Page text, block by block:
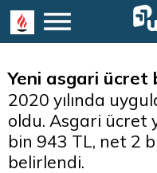
Yeni asgari ücret
2020 yılında
oldu. Asgari ücret
bin 943 TL, net 2
belirlendi.